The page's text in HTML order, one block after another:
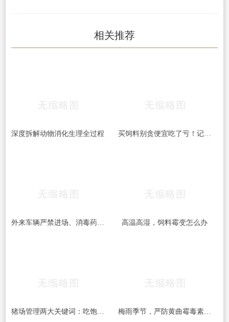
相关推荐
深度拆解动物消化生理全过程 买饲料别贪便宜吃了亏！记住这四点，避开“三无”坑货
外来车辆严禁进场、消毒药品每周更换：中小猪场这些防疫红线，一条都不能破 高温高湿，饲料霉变怎么办
猪场管理两大关键词：吃饱和干燥，做到位了效益差不少 梅雨季节，严防黄曲霉毒素的危害！！！